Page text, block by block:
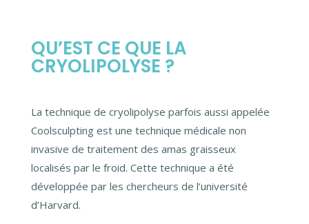
QU’EST CE QUE LA
CRYOLIPOLYSE ?
La technique de cryolipolyse parfois aussi appelée
Coolsculpting est une technique médicale non
invasive de traitement des amas graisseux
localisés par le froid. Cette technique a été
développée par les chercheurs de l’université
d’Harvard.